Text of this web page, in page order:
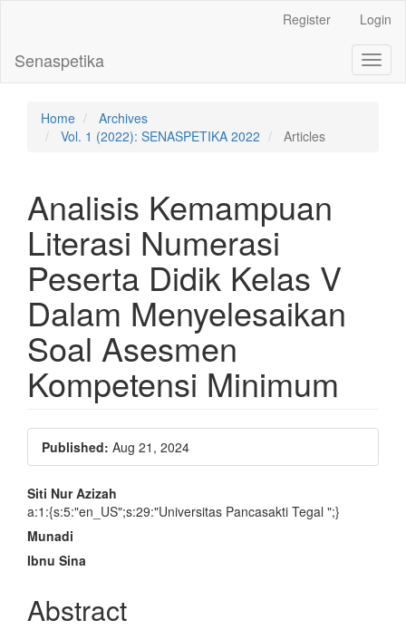
Content
Sidebar
Register Login
Senaspetika
Home
Archives
Vol. 1 (2022): SENASPETIKA 2022
Articles
Analisis Kemampuan
Literasi Numerasi
Peserta Didik Kelas V
Dalam Menyelesaikan
Soal Asesmen
Kompetensi Minimum
Article
Sidebar
Published: Aug 21, 2024
Main
Article
Content
Siti Nur Azizah
a:1:{s:5:"en_US";s:29:"Universitas Pancasakti Tegal ";}
Munadi
Ibnu Sina
Abstract